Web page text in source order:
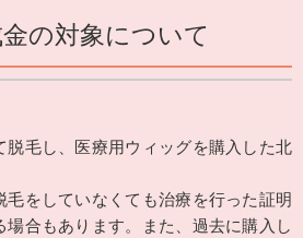
の対象について
毛し、医療用ウィッグを購入した北
をしていなくても治療を行った証明
合もあります。また、過去に購入し